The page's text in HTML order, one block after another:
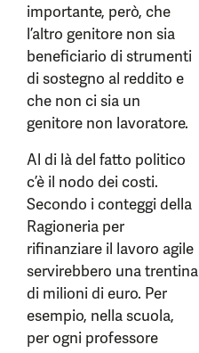
importante, però, che
l’altro genitore non sia
beneficiario di strumenti
di sostegno al reddito e
che non ci sia un
genitore non lavoratore.
Al di là del fatto politico
c’è il nodo dei costi.
Secondo i conteggi della
Ragioneria per
rifinanziare il lavoro agile
servirebbero una trentina
di milioni di euro. Per
esempio, nella scuola,
per ogni professore